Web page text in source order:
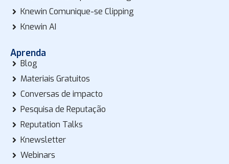
Knewin Comunique-se Clipping
Knewin AI
Aprenda
Blog
Materiais Gratuitos
Conversas de impacto
Pesquisa de Reputação
Reputation Talks
Knewsletter
Webinars